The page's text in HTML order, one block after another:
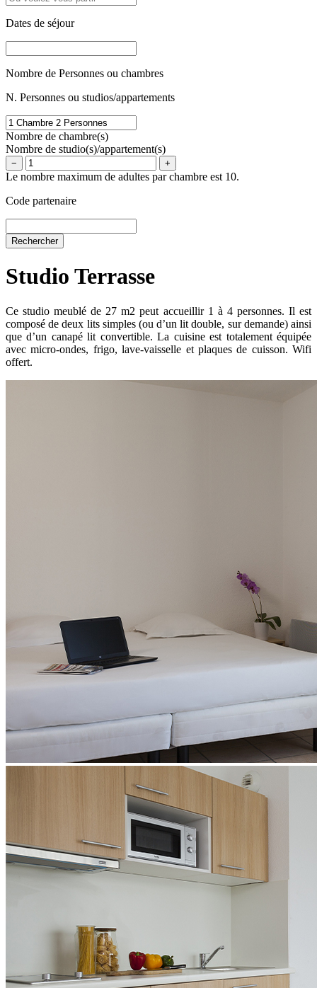
Dates de séjour
Nombre de Personnes ou chambres
N. Personnes ou studios/appartements
Nombre de chambre(s)
Nombre de studio(s)/appartement(s)
− +
Le nombre maximum de adultes par chambre est 10.
Code partenaire
Studio Terrasse
Ce studio meublé de 27 m2 peut accueillir 1 à 4 personnes. Il est
composé de deux lits simples (ou d’un lit double, sur demande) ainsi
que d’un canapé lit convertible. La cuisine est totalement équipée
avec micro-ondes, frigo, lave-vaisselle et plaques de cuisson. Wifi
offert.